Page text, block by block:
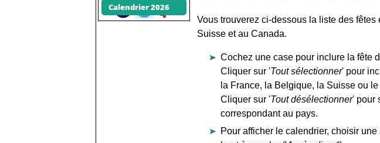
Calendrier 2026
Vous trouverez ci-dessous la liste des fêtes
Suisse et au Canada.
Cochez une case pour inclure la fête
Cliquer sur 'Tout sélectionner' pour
la France, la Belgique, la Suisse ou
Cliquer sur 'Tout désélectionner' pour
correspondant au pays.
Pour afficher le calendrier, choisir